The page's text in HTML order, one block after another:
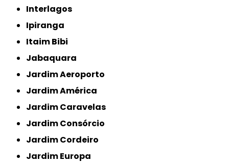
Interlagos
Ipiranga
Itaim Bibi
Jabaquara
Jardim Aeroporto
Jardim América
Jardim Caravelas
Jardim Consórcio
Jardim Cordeiro
Jardim Europa